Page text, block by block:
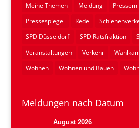
Meine Themen
Meldung
Pressespiegel
Rede
SPD Düsseldorf
SPD Ratsfraktion
Veranstaltungen
Verkehr
Wohnen
Wohnen und Bauen
Meldungen nach Datum
August 2026